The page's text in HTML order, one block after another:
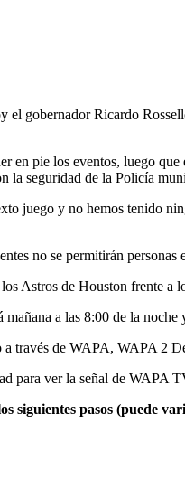
el gobernador Ricardo
en pie los eventos, luego
la seguridad de la Policía
juego y no hemos tenido
no se permitirán personas
Astros de Houston frente a
a las 8:00 de la
a través de WAPA, WAPA 2
para ver la señal de WAPA
siguientes pasos (puede